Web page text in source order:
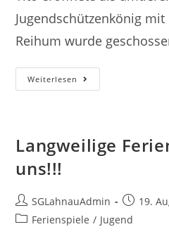
Jugendschützenkönig
Reihum wurde
Weiterlesen Der
Adler
Langweilige
uns!!!
Beitrags-
Autor:
SGLahnauAdmin
Beitrag
19.
Beitrags-
Ferienspiele / Jugend